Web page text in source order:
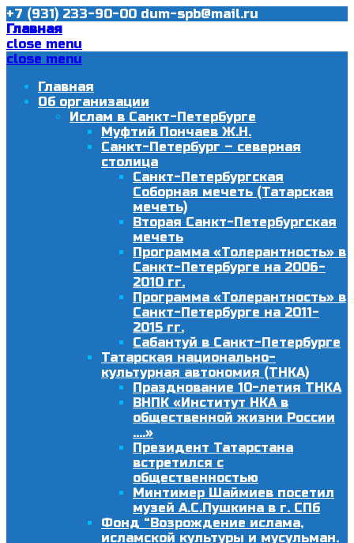
+7 (931) 233-90-00 dum-spb@mail.ru
Главная
close menu
close menu
Главная
Об организации
Ислам в Санкт-Петербурге
Муфтий Пончаев Ж.Н.
Санкт-Петербург – северная
столица
Санкт-Петербургская
Соборная мечеть (Татарская
мечеть)
Вторая Санкт-Петербургская
мечеть
Программа «Толерантность» в
Санкт-Петербурге на 2006-
2010 гг.
Программа «Толерантность» в
Санкт-Петербурге на 2011-
2015 гг.
Сабантуй в Санкт-Петербурге
Татарская национально-
культурная автономия (ТНКА)
Празднование 10-летия ТНКА
ВНПК «Институт НКА в
общественной жизни России
….»
Президент Татарстана
встретился с
общественностью
Минтимер Шаймиев посетил
музей А.С.Пушкина в г. СПб
Фонд “Возрождение ислама,
исламской культуры и мусульман.